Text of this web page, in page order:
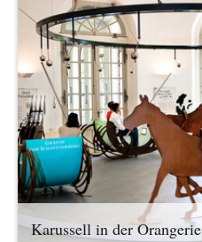
Karussell in der Orangerie